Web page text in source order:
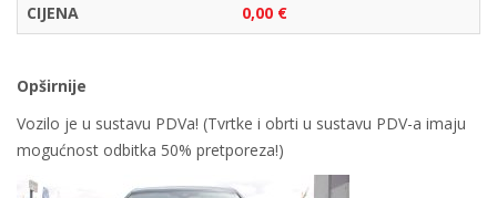
CIJENA
0,00 €
Opširnije
Vozilo je u sustavu PDVa! (Tvrtke i obrti u sustavu PDV-a imaju
mogućnost odbitka 50% pretporeza!)